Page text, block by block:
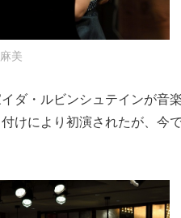
美
ダ・ルビンシュテインが音
けにより初演されたが、今